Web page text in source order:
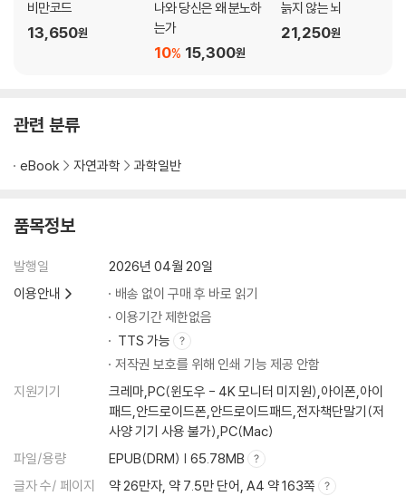
비만코드
13,650원
나와 당신은 왜 분노하
는가
15,300원
10%
늙지 않는 뇌
21,250원
관련 분류
eBook 자연과학 과학일반
품목정보
발행일
2026년 04월 20일
이용안내
배송 없이 구매 후 바로 읽기
이용기간 제한없음
TTS 가능
저작권 보호를 위해 인쇄 기능 제공 안함
지원기기
크레마,PC(윈도우 - 4K 모니터 미지원),아이폰,아이
패드,안드로이드폰,안드로이드패드,전자책단말기(저
사양 기기 사용 불가),PC(Mac)
파일/용량
EPUB(DRM) | 65.78MB
글자 수/ 페이지
약 26만자, 약 7.5만 단어, A4 약 163쪽